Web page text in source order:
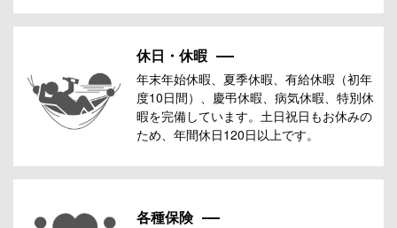
休日・休暇
年末年始休暇、夏季休暇、有給休暇（初年
度10日間）、慶弔休暇、病気休暇、特別休
暇を完備しています。土日祝日もお休みの
ため、年間休日120日以上です。
各種保険